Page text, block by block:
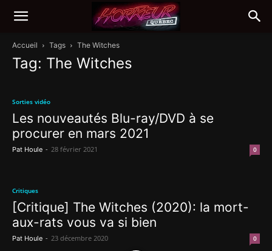
Accueil Tags The Witches
Tag: The Witches
Sorties vidéo
Les nouveautés Blu-ray/DVD à se
procurer en mars 2021
Pat Houle - 28 février 2021 0
Critiques
[Critique] The Witches (2020): la mort-
aux-rats vous va si bien
Pat Houle - 23 décembre 2020 0